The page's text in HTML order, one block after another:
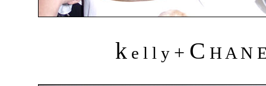
k e l l y + C H A N